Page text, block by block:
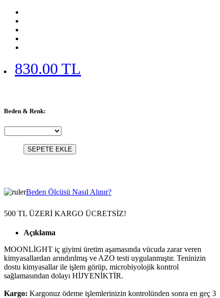
830.00 TL
Beden & Renk:
SEPETE EKLE
Beden Ölçüsü Nasıl Alınır?
500 TL ÜZERİ KARGO ÜCRETSİZ!
Açıklama
MOONLİGHT iç giyimi üretim aşamasında vücuda zarar veren
kimyasallardan arındırılmış ve AZO testi uygulanmıştır. Teninizin
dostu kimyasallar ile işlem görüp, microbiyolojik kontrol
sağlamasından dolayı HİJYENİKTİR.
Kargo: Kargonuz ödeme işlemlerinizin kontrolünden sonra en geç 3